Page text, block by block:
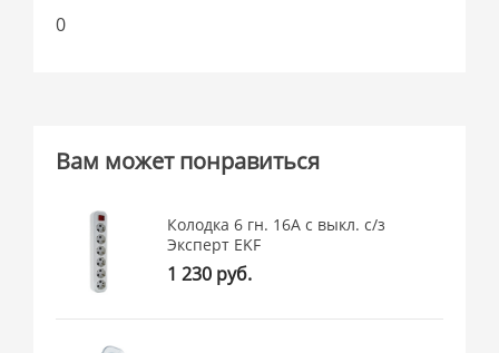
0
Вам может понравиться
Колодка 6 гн. 16А c выкл. с/з
Эксперт EKF
1 230 руб.